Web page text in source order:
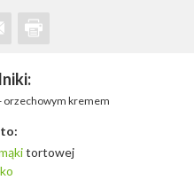
orzechowym kremem
tortowej